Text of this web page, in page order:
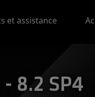
et assistance
8.2 SP4